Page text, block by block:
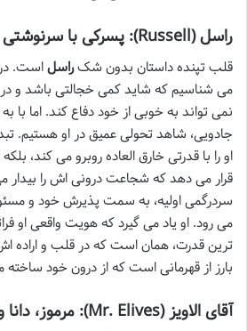
راسل (Russell): پسرکی با سرنوشتی جادویی
قلب تپنده داستان بدون شکراسلاست. در
می شناسیم که شاید کمی خجالتی باشد و در
نمی تواند به خوبی از خود دفاع کند. اما
جادویی، شاهد تحولی عمیق در او هستیم.
او را با قدرتی خارق العاده روبرو می کند،
قرار می دهد که شجاعت درونی اش را بیدار
سردرگمی اولیه، به سمت پذیرش خود و
می رود. او یاد می گیرد که هویت واقعی او
ترین قدرت، همان است که در قلب و اراده
بارز از قهرمانی است که از درون خود
آقای الاویز (Mr. Elives): مرموز، دانا و آغازگر ماجرا